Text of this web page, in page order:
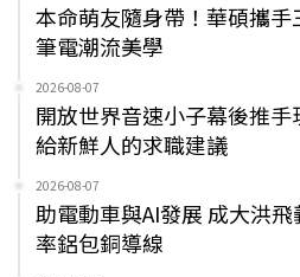
本命萌友隨身帶！華碩攜手
筆電潮流美學
2026-08-07
開放世界音速小子幕後推手
給新鮮人的求職建議
2026-08-07
助電動車與AI發展 成大洪
率鋁包銅導線